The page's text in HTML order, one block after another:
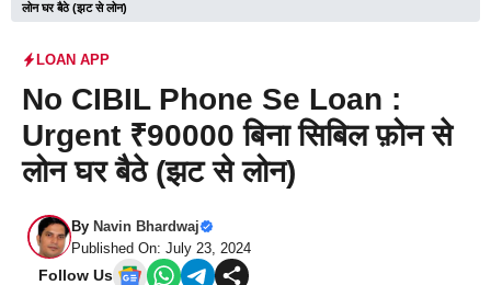
लोन घर बैठे (झट से लोन)
LOAN APP
No CIBIL Phone Se Loan :
Urgent ₹90000 बिना सिबिल फ़ोन से
लोन घर बैठे (झट से लोन)
By Navin Bhardwaj
Published On: July 23, 2024
Follow Us